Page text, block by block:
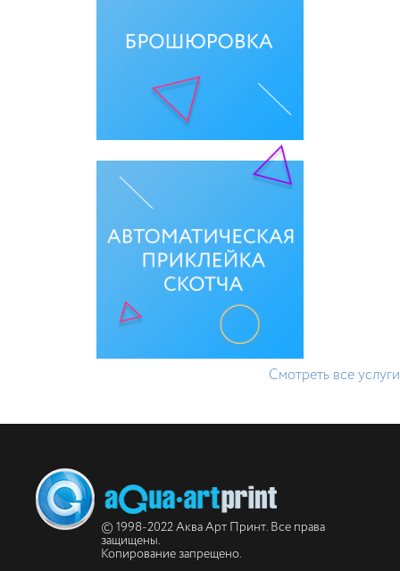
Смотреть все услуги
© 1998-2022 Аква Арт Принт. Все права
защищены.
Копирование запрещено.